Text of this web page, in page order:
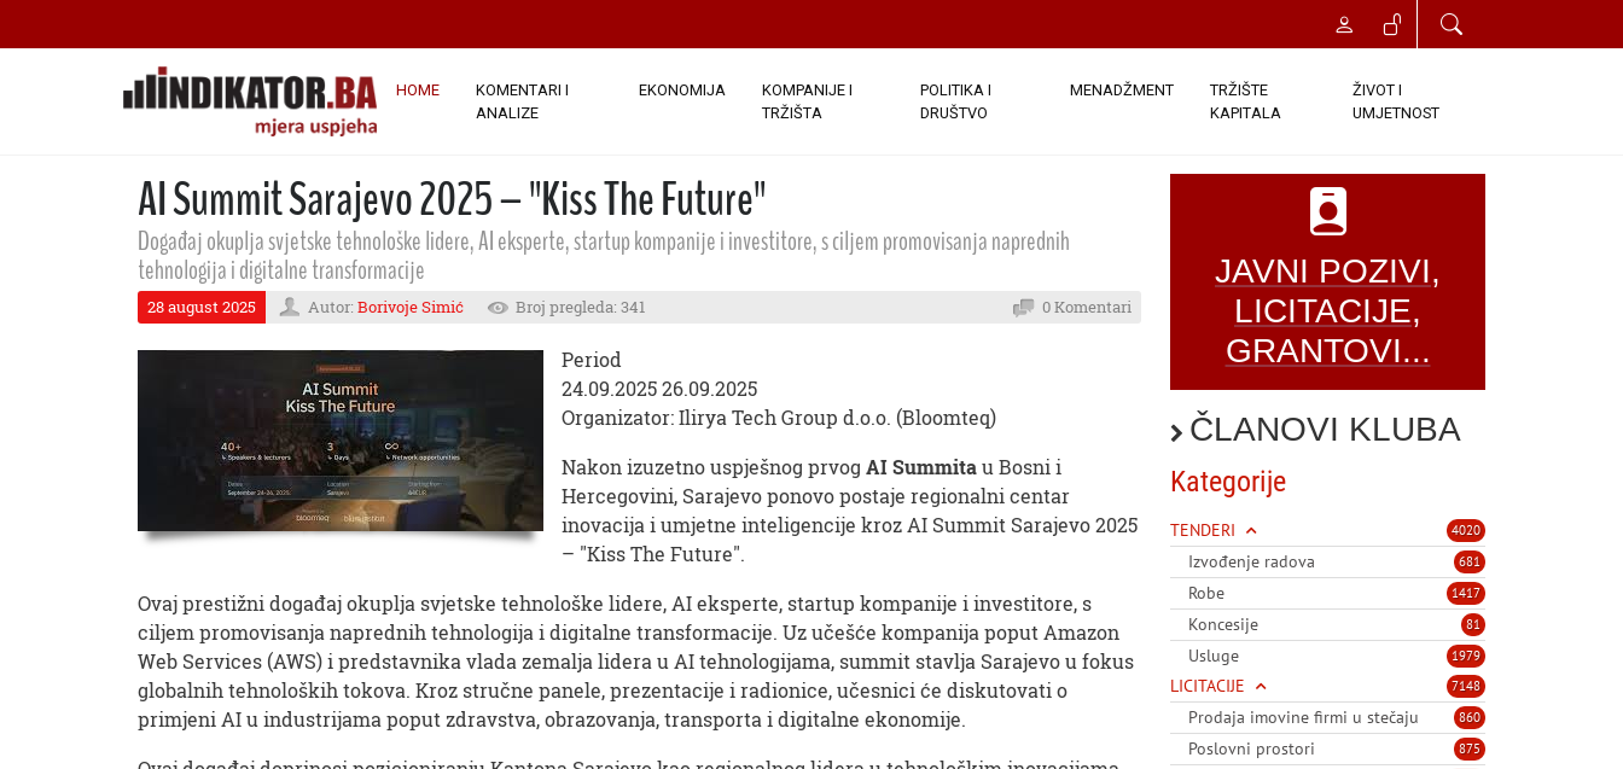
HOME
KOMENTARI I
ANALIZE
EKONOMIJA
KOMPANIJE I
TRŽIŠTA
POLITIKA I
DRUŠTVO
MENADŽMENT
TRŽIŠTE
KAPITALA
ŽIVOT I
UMJETNOST
AI Summit Sarajevo 2025 – "Kiss The Future"
Događaj okuplja svjetske tehnološke lidere, AI eksperte, startup kompanije i investitore, s ciljem promovisanja naprednih
tehnologija i digitalne transformacije
28 august 2025 Autor: Borivoje Simić Broj pregleda: 341 0 Komentari
Period
24.09.2025 26.09.2025
Organizator: Ilirya Tech Group d.o.o. (Bloomteq)
Nakon izuzetno uspješnog prvog AI Summitau Bosni i
Hercegovini, Sarajevo ponovo postaje regionalni centar
inovacija i umjetne inteligencije kroz AI Summit Sarajevo 2025
– "Kiss The Future".
Ovaj prestižni događaj okuplja svjetske tehnološke lidere, AI eksperte, startup kompanije i investitore, s
ciljem promovisanja naprednih tehnologija i digitalne transformacije. Uz učešće kompanija poput Amazon
Web Services (AWS) i predstavnika vlada zemalja lidera u AI tehnologijama, summit stavlja Sarajevo u fokus
globalnih tehnoloških tokova. Kroz stručne panele, prezentacije i radionice, učesnici će diskutovati o
primjeni AI u industrijama poput zdravstva, obrazovanja, transporta i digitalne ekonomije.
JAVNI POZIVI,
LICITACIJE,
GRANTOVI...
ČLANOVI KLUBA
Kategorije
4020
TENDERI
681
Izvođenje radova
1417
Robe
81
Koncesije
1979
Usluge
7148
LICITACIJE
860
Prodaja imovine firmi u stečaju
875
Poslovni prostori